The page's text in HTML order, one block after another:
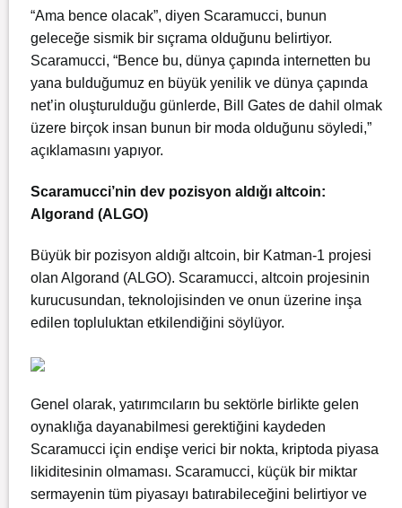
“Ama bence olacak”, diyen Scaramucci, bunun
geleceğe sismik bir sıçrama olduğunu belirtiyor.
Scaramucci, “Bence bu, dünya çapında internetten bu
yana bulduğumuz en büyük yenilik ve dünya çapında
net’in oluşturulduğu günlerde, Bill Gates de dahil olmak
üzere birçok insan bunun bir moda olduğunu söyledi,”
açıklamasını yapıyor.
Scaramucci’nin dev pozisyon aldığı altcoin:
Algorand (ALGO)
Büyük bir pozisyon aldığı altcoin, bir Katman-1 projesi
olan Algorand (ALGO). Scaramucci, altcoin projesinin
kurucusundan, teknolojisinden ve onun üzerine inşa
edilen topluluktan etkilendiğini söylüyor.
Genel olarak, yatırımcıların bu sektörle birlikte gelen
oynaklığa dayanabilmesi gerektiğini kaydeden
Scaramucci için endişe verici bir nokta, kriptoda piyasa
likiditesinin olmaması. Scaramucci, küçük bir miktar
sermayenin tüm piyasayı batırabileceğini belirtiyor ve